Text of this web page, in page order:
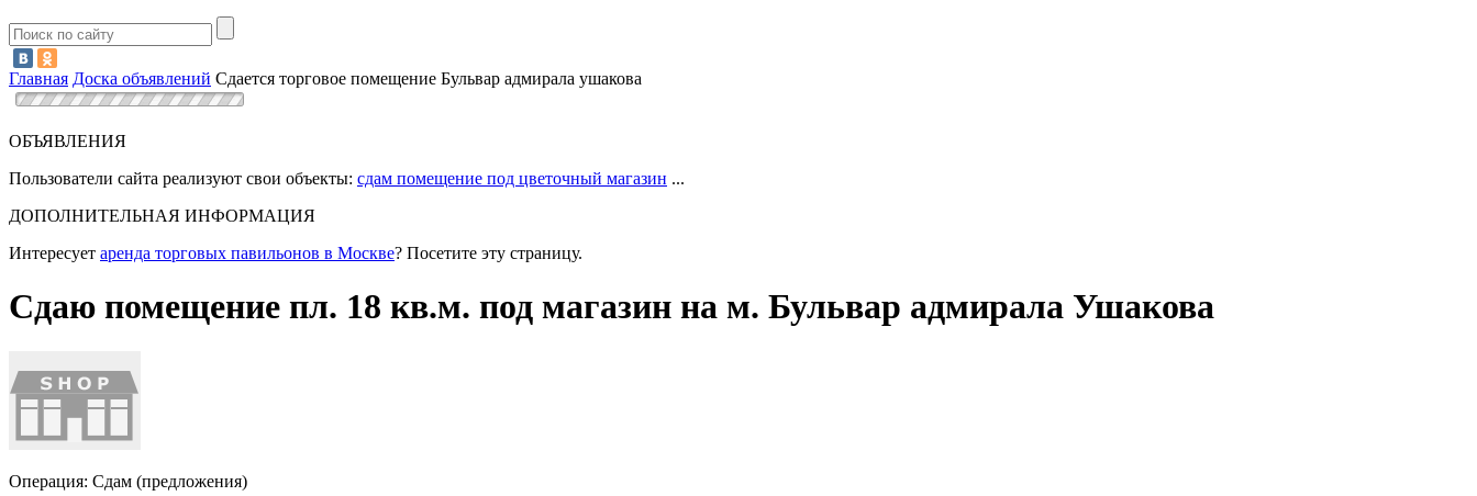
Главная Доска объявлений Сдается торговое помещение Бульвар адмирала ушакова
ОБЪЯВЛЕНИЯ
Пользователи сайта реализуют свои объекты: сдам помещение под цветочный магазин ...
ДОПОЛНИТЕЛЬНАЯ ИНФОРМАЦИЯ
Интересует аренда торговых павильонов в Москве? Посетите эту страницу.
Сдаю помещение пл. 18 кв.м. под магазин на м. Бульвар адмирала Ушакова
Операция: Сдам (предложения)